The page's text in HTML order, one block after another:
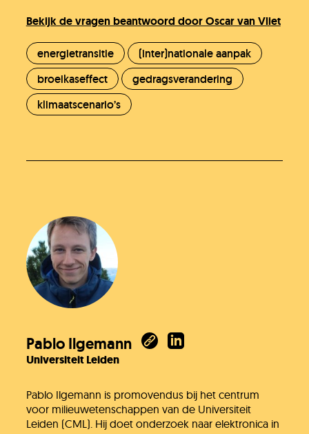
Bekijk de vragen beantwoord door Oscar van Vliet
energietransitie
(inter)nationale aanpak
broeikaseffect
gedragsverandering
klimaatscenario’s
Pablo Ilgemann
Universiteit Leiden
Pablo Ilgemann is promovendus bij het centrum
voor milieuwetenschappen van de Universiteit
Leiden (CML). Hij doet onderzoek naar elektronica in